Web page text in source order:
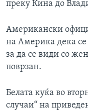
преку Кина до
Американски
на Америка дека се
за да се види со
поврзан.
Белата куќа во
случаи“ на